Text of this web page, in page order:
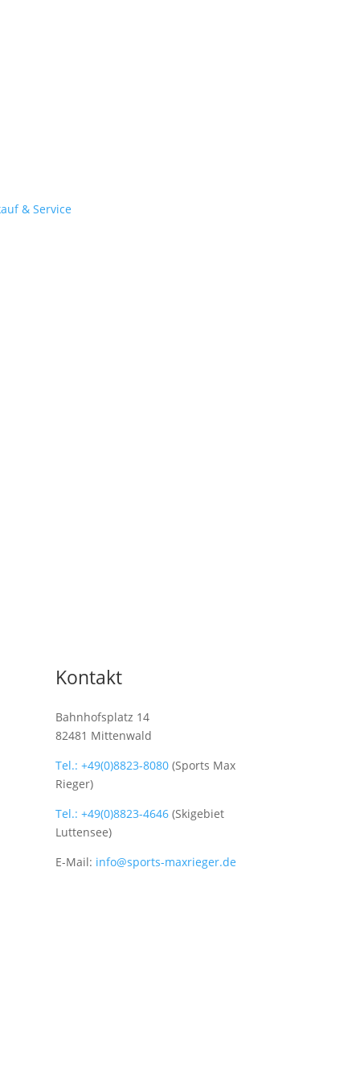
& Service
Kontakt
Bahnhofsplatz 14
82481 Mittenwald
Tel.: +49(0)8823-8080(Sports Max
Rieger)
Tel.: +49(0)8823-4646(Skigebiet
Luttensee)
E-Mail: info@sports-maxrieger.de